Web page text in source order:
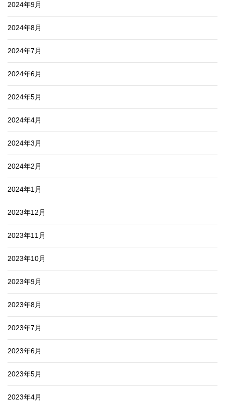
2024年9月
2024年8月
2024年7月
2024年6月
2024年5月
2024年4月
2024年3月
2024年2月
2024年1月
2023年12月
2023年11月
2023年10月
2023年9月
2023年8月
2023年7月
2023年6月
2023年5月
2023年4月